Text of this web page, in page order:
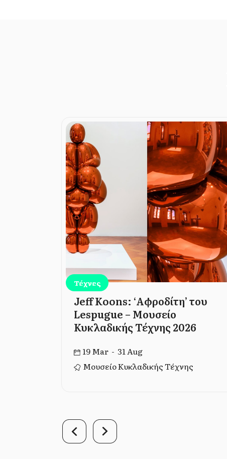
Τέχνες
Jeff Koons: ‘Αφροδίτη’ του
Lespugue – Μουσείο
Κυκλαδικής Τέχνης 2026
19 Mar - 31 Aug
Μουσείο Κυκλαδικής Τέχνης